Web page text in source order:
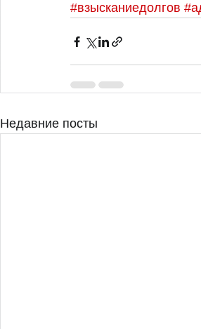
#взысканиедолгов
Недавние посты